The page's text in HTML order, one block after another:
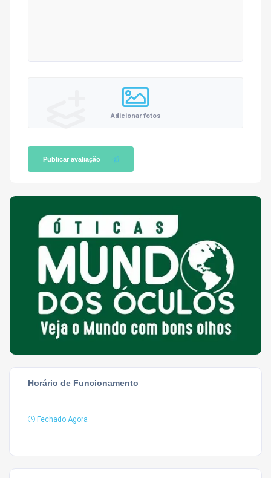
Adicionar fotos
Publicar avaliação
Horário de Funcionamento
Fechado Agora